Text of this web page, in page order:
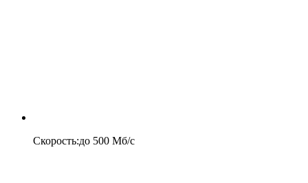
Скорость:до 500 Мб/c